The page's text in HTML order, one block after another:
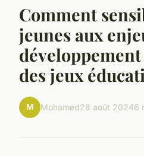
Comment
jeunes aux
des jeux
M Mohamed28 août 20246